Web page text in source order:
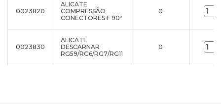
0023820
ALICATE
COMPRESSÃO
CONECTORES F 90º
0
0023830
ALICATE
DESCARNAR
RG59/RG6/RG7/RG11
0